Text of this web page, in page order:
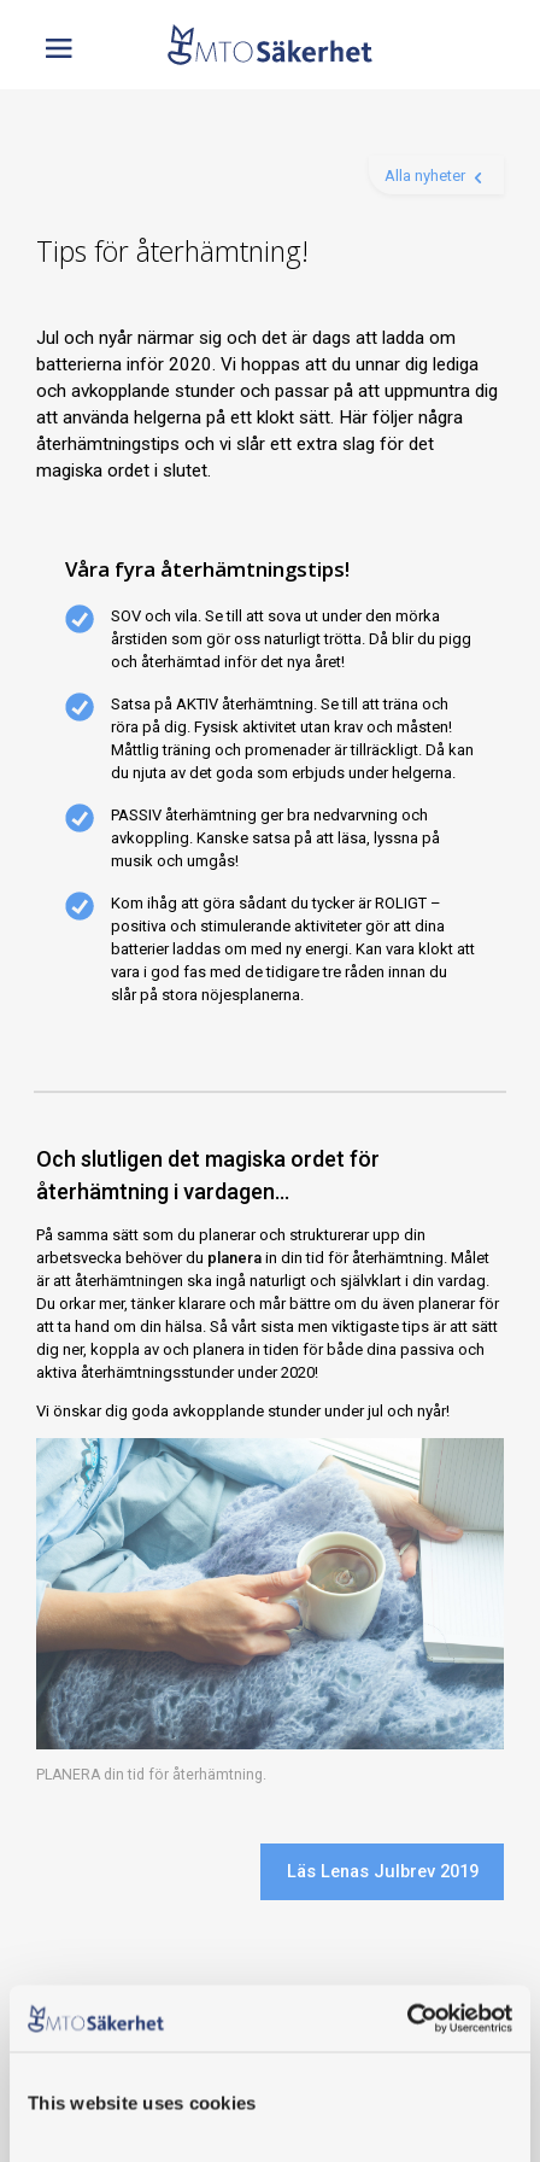
This website uses cookies
2026
2024
Alla nyheter
Tips för återhämtning!
Jul och nyår närmar sig och det är dags att ladda om
batterierna inför 2020. Vi hoppas att du unnar dig lediga
och avkopplande stunder och passar på att uppmuntra dig
att använda helgerna på ett klokt sätt. Här följer några
återhämtningstips och vi slår ett extra slag för det
magiska ordet i slutet.
Våra fyra återhämtningstips!
SOV och vila. Se till att sova ut under den mörka
årstiden som gör oss naturligt trötta. Då blir du pigg
och återhämtad inför det nya året!
Satsa på AKTIV återhämtning. Se till att träna och
röra på dig. Fysisk aktivitet utan krav och måsten!
Måttlig träning och promenader är tillräckligt. Då kan
du njuta av det goda som erbjuds under helgerna.
PASSIV återhämtning ger bra nedvarvning och
avkoppling. Kanske satsa på att läsa, lyssna på
musik och umgås!
Kom ihåg att göra sådant du tycker är ROLIGT –
positiva och stimulerande aktiviteter gör att dina
batterier laddas om med ny energi. Kan vara klokt att
vara i god fas med de tidigare tre råden innan du
slår på stora nöjesplanerna.
Och slutligen det magiska ordet för
återhämtning i vardagen...
På samma sätt som du planerar och strukturerar upp din
arbetsvecka behöver du planera in din tid för återhämtning. Målet
är att återhämtningen ska ingå naturligt och självklart i din vardag.
Du orkar mer, tänker klarare och mår bättre om du även planerar för
att ta hand om din hälsa. Så vårt sista men viktigaste tips är att sätt
dig ner, koppla av och planera in tiden för både dina passiva och
aktiva återhämtningsstunder under 2020!
Vi önskar dig goda avkopplande stunder under jul och nyår!
PLANERA din tid för återhämtning.
Läs Lenas Julbrev 2019